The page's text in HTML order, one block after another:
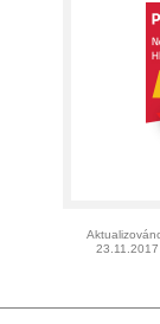
23.11.2017